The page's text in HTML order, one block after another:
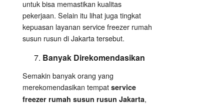
untuk bisa memastikan kualitas
pekerjaan. Selain itu lihat juga tingkat
kepuasan layanan service freezer rumah
susun rusun di Jakarta tersebut.
Banyak Direkomendasikan
Semakin banyak orang yang
merekomendasikan tempat service
freezer rumah susun rusun Jakarta,